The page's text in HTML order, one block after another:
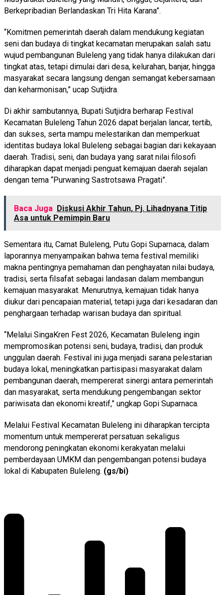
Berkepribadian Berlandaskan Tri Hita Karana”.
“Komitmen pemerintah daerah dalam mendukung kegiatan
seni dan budaya di tingkat kecamatan merupakan salah satu
wujud pembangunan Buleleng yang tidak hanya dilakukan dari
tingkat atas, tetapi dimulai dari desa, kelurahan, banjar, hingga
masyarakat secara langsung dengan semangat kebersamaan
dan keharmonisan,” ucap Sutjidra.
Di akhir sambutannya, Bupati Sutjidra berharap Festival
Kecamatan Buleleng Tahun 2026 dapat berjalan lancar, tertib,
dan sukses, serta mampu melestarikan dan memperkuat
identitas budaya lokal Buleleng sebagai bagian dari kekayaan
daerah. Tradisi, seni, dan budaya yang sarat nilai filosofi
diharapkan dapat menjadi penguat kemajuan daerah sejalan
dengan tema “Purwaning Sastrotsawa Pragati”.
Baca Juga Diskusi Akhir Tahun, Pj. Lihadnyana Titip
Asa untuk Pemimpin Baru
Sementara itu, Camat Buleleng, Putu Gopi Suparnaca, dalam
laporannya menyampaikan bahwa tema festival memiliki
makna pentingnya pemahaman dan penghayatan nilai budaya,
tradisi, serta filsafat sebagai landasan dalam membangun
kemajuan masyarakat. Menurutnya, kemajuan tidak hanya
diukur dari pencapaian material, tetapi juga dari kesadaran dan
penghargaan terhadap warisan budaya dan spiritual.
“Melalui SingaKren Fest 2026, Kecamatan Buleleng ingin
mempromosikan potensi seni, budaya, tradisi, dan produk
unggulan daerah. Festival ini juga menjadi sarana pelestarian
budaya lokal, meningkatkan partisipasi masyarakat dalam
pembangunan daerah, mempererat sinergi antara pemerintah
dan masyarakat, serta mendukung pengembangan sektor
pariwisata dan ekonomi kreatif,” ungkap Gopi Suparnaca.
Melalui Festival Kecamatan Buleleng ini diharapkan tercipta
momentum untuk mempererat persatuan sekaligus
mendorong peningkatan ekonomi kerakyatan melalui
pemberdayaan UMKM dan pengembangan potensi budaya
lokal di Kabupaten Buleleng. (gs/bi)